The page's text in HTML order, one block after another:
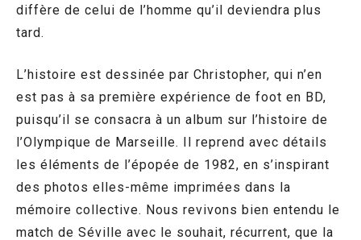
diffère de celui de l’homme qu’il deviendra plus
tard.
L’histoire est dessinée par Christopher, qui n’en
est pas à sa première expérience de foot en BD,
puisqu’il se consacra à un album sur l’histoire de
l’Olympique de Marseille. Il reprend avec détails
les éléments de l’épopée de 1982, en s’inspirant
des photos elles-même imprimées dans la
mémoire collective. Nous revivons bien entendu le
match de Séville avec le souhait, récurrent, que la